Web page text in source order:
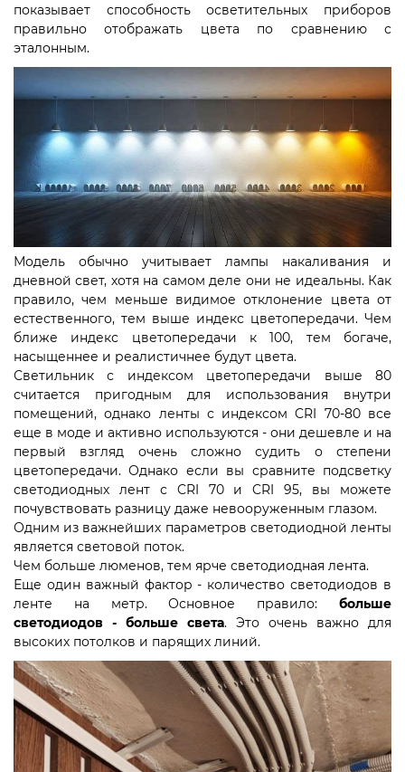
показывает способность осветительных приборов
правильно отображать цвета по сравнению с
эталонным.
Модель обычно учитывает лампы накаливания и
дневной свет, хотя на самом деле они не идеальны. Как
правило, чем меньше видимое отклонение цвета от
естественного, тем выше индекс цветопередачи. Чем
ближе индекс цветопередачи к 100, тем богаче,
насыщеннее и реалистичнее будут цвета.
Светильник с индексом цветопередачи выше 80
считается пригодным для использования внутри
помещений, однако ленты с индексом CRI 70-80 все
еще в моде и активно используются - они дешевле и на
первый взгляд очень сложно судить о степени
цветопередачи. Однако если вы сравните подсветку
светодиодных лент с CRI 70 и CRI 95, вы можете
почувствовать разницу даже невооруженным глазом. ⠀
Одним из важнейших параметров светодиодной ленты
является световой поток.
Чем больше люменов, тем ярче светодиодная лента.
Еще один важный фактор - количество светодиодов в
ленте на метр. Основное правило: больше
светодиодов - больше света. Это очень важно для
высоких потолков и парящих линий.